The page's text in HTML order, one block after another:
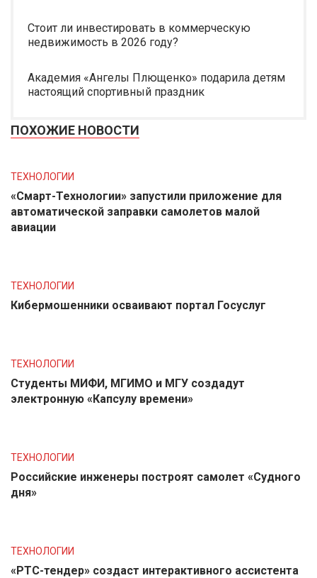
Стоит ли инвестировать в коммерческую
недвижимость в 2026 году?
Академия «Ангелы Плющенко» подарила детям
настоящий спортивный праздник
ПОХОЖИЕ НОВОСТИ
ТЕХНОЛОГИИ
«Смарт-Технологии» запустили приложение для
автоматической заправки самолетов малой
авиации
ТЕХНОЛОГИИ
Кибермошенники осваивают портал Госуслуг
ТЕХНОЛОГИИ
Студенты МИФИ, МГИМО и МГУ создадут
электронную «Капсулу времени»
ТЕХНОЛОГИИ
Российские инженеры построят самолет «Судного
дня»
ТЕХНОЛОГИИ
«РТС-тендер» создаст интерактивного ассистента